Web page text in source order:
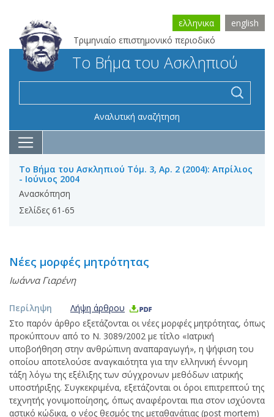
Τριμηνιαίο επιστημονικό περιοδικό
ελληνικα english
Το Βήμα του Ασκληπιού
Αναλυτική αναζήτηση
Το Βήμα του Ασκληπιού Τόμ. 3, Αρ. 2 (2004): Απρίλιος
- Ιούνιος 2004
Ανασκόπηση
Σελίδες 61-65
Νέες μορφές μητρότητας
Ιωάννα Γιαρένη
Περίληψη
Λήψη άρθρου
Στο παρόν άρθρο εξετάζονται οι νέες μορφές μητρότητας, όπως
προκύπτουν από το Ν. 3089/2002 με τίτλο «Ιατρική
υποβοήθηση στην ανθρώπινη αναπαραγωγή», η ψήφιση του
οποίου αποτελούσε αναγκαιότητα για την ελληνική έννομη
τάξη λόγω της εξέλιξης των σύγχρονων μεθόδων ιατρικής
υποστήριξης. Συγκεκριμένα, εξετάζονται οι όροι επιτρεπτού της
τεχνητής γονιμοποίησης, όπως αναφέρονται πια στον ισχύοντα
αστικό κώδικα, ο νέος θεσμός της μεταθανάτιας (post mortem)